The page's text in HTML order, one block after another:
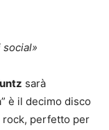
sarà
è il decimo disco
rock, perfetto per